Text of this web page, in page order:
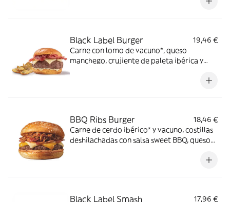
Black Label Burger
19,46 €
Carne con lomo de vacuno*, queso
manchego, crujiente de paleta ibérica y
BBQ Ribs Burger
18,46 €
Carne de cerdo ibérico* y vacuno, costillas
deshilachadas con salsa sweet BBQ, queso
Black Label Smash 17,96 €